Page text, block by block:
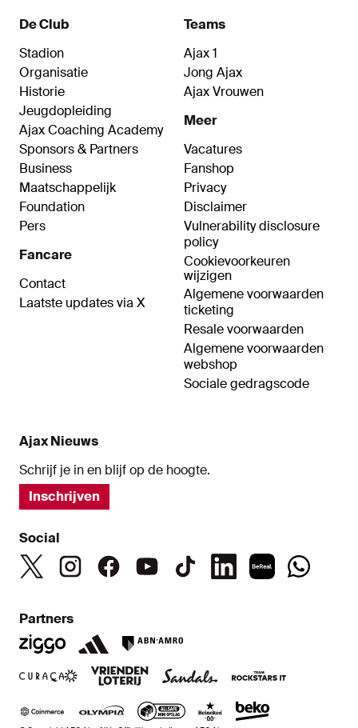
De Club
Stadion
Organisatie
Historie
Jeugdopleiding
Ajax Coaching Academy
Sponsors & Partners
Business
Maatschappelijk
Foundation
Pers
Fancare
Contact
Laatste updates via X
Teams
Ajax 1
Jong Ajax
Ajax Vrouwen
Meer
Vacatures
Fanshop
Privacy
Disclaimer
Vulnerability disclosure
policy
Cookievoorkeuren
wijzigen
Algemene voorwaarden
ticketing
Resale voorwaarden
Algemene voorwaarden
webshop
Sociale gedragscode
Ajax Nieuws
Schrijf je in en blijf op de hoogte.
Inschrijven
Social
Partners